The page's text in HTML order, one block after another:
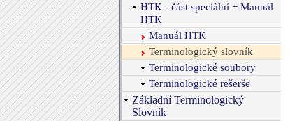
HTK - část speciální + Manuál
HTK
Manuál HTK
Terminologický slovník
Terminologické soubory
Terminologické rešerše
Základní Terminologický
Slovník